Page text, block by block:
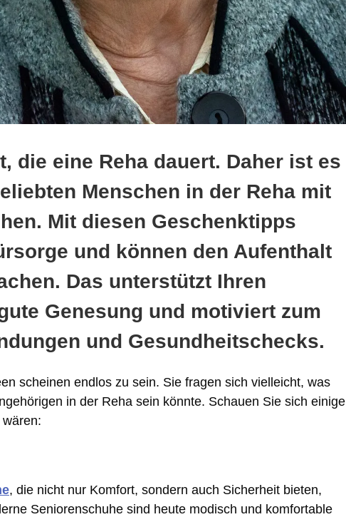
die eine Reha dauert. Daher ist es
Menschen in der Reha mit
Mit diesen Geschenktipps
und können den Aufenthalt
Das unterstützt Ihren
Genesung und motiviert zum
und Gesundheitschecks.
scheinen endlos zu sein. Sie fragen sich vielleicht, was
in der Reha sein könnte. Schauen Sie sich einige
, die nicht nur Komfort, sondern auch Sicherheit bieten,
Seniorenschuhe sind heute modisch und komfortable